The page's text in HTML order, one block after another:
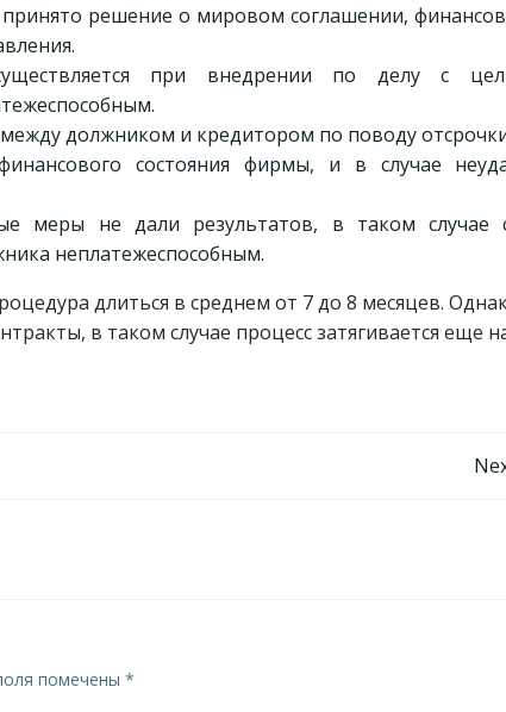
принято решение о мировом соглашении,
при внедрении по делу с
должником и кредитором по поводу
состояния фирмы, и в случае
меры не дали результатов, в таком случае
неплатежеспособным.
длиться в среднем от 7 до 8 месяцев.
в таком случае процесс затягивается еще
помечены *